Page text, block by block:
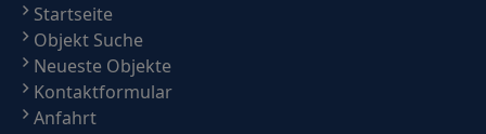
Startseite
Objekt Suche
Neueste Objekte
Kontaktformular
Anfahrt